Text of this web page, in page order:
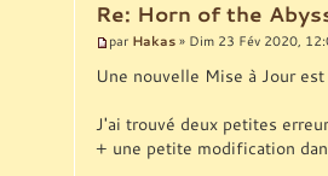
Re: Horn of the
par Hakas » Dim 23 Fév 2020,
Une nouvelle Mise à Jour
J'ai trouvé deux petites
+ une petite modification